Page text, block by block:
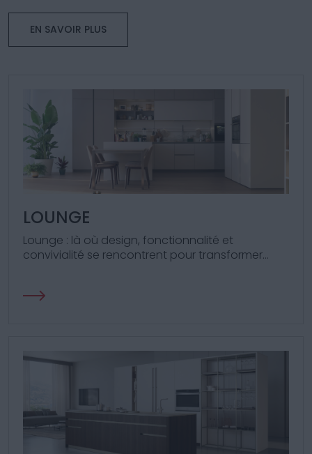
EN SAVOIR PLUS
LOUNGE
Lounge : là où design, fonctionnalité et
convivialité se rencontrent pour transformer